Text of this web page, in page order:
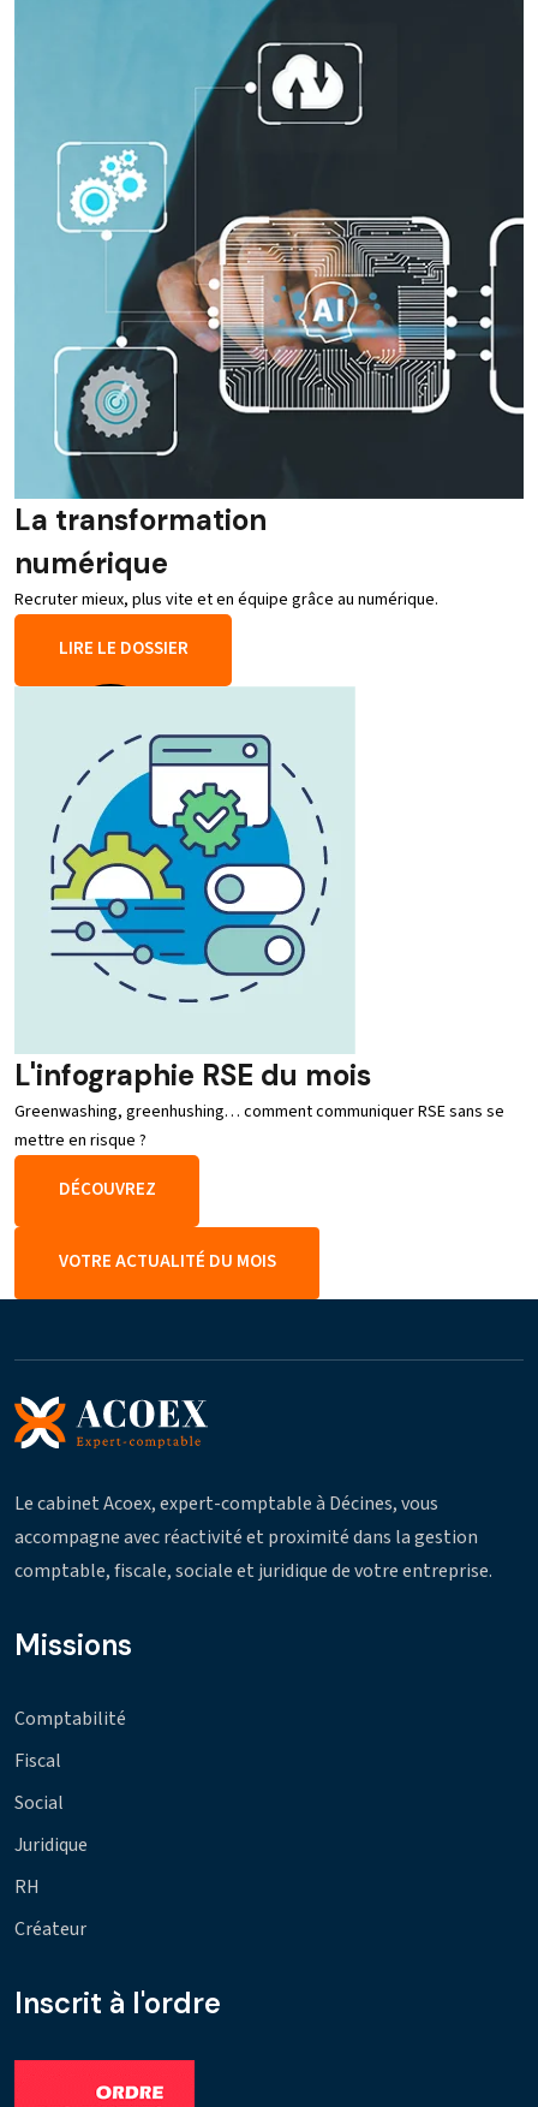
La transformation
numérique
Recruter mieux, plus vite et en équipe grâce au numérique.
LIRE LE DOSSIER
L'infographie RSE du mois
Greenwashing, greenhushing… comment communiquer RSE sans se
mettre en risque ?
DÉCOUVREZ
VOTRE ACTUALITÉ DU MOIS
Le cabinet Acoex, expert-comptable à Décines, vous
accompagne avec réactivité et proximité dans la gestion
comptable, fiscale, sociale et juridique de votre entreprise.
Missions
Comptabilité
Fiscal
Social
Juridique
RH
Créateur
Inscrit à l'ordre